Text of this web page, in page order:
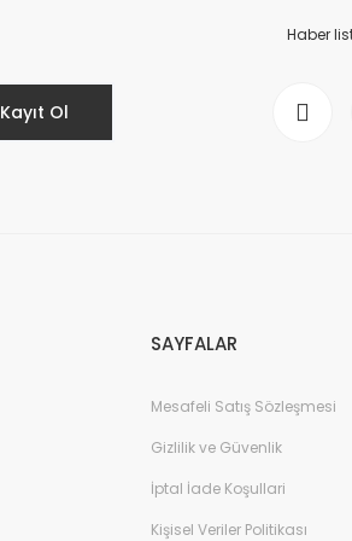
Kayıt Ol
Haber
SAYFALAR
Mesafeli Satış Sözleşmesi
Gizlilik ve Güvenlik
İptal İade Koşullari
Kişisel Veriler Politikası